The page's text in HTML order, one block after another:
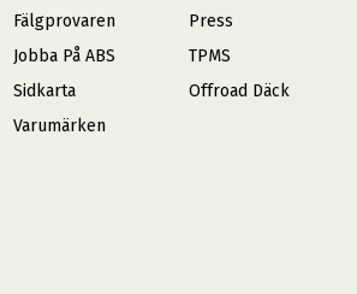
Fälgprovaren
Jobba På ABS
Sidkarta
Varumärken
Press
TPMS
Offroad Däck